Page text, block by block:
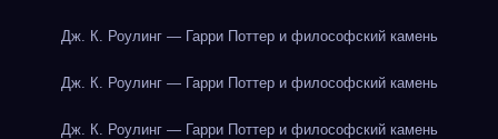
Дж. К. Роулинг — Гарри Поттер и философский камень
Дж. К. Роулинг — Гарри Поттер и философский камень
Дж. К. Роулинг — Гарри Поттер и философский камень